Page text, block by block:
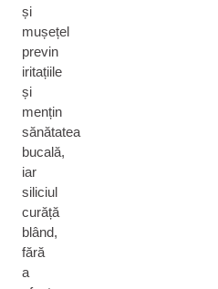
și
mușețel
previn
iritațiile
și
mențin
sănătatea
bucală,
iar
siliciul
curăță
blând,
fără
a